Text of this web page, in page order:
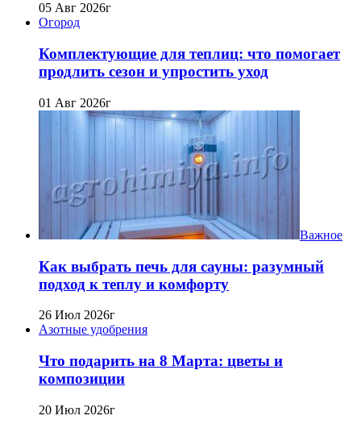
05 Авг 2026г
Огород
Комплектующие для теплиц: что помогает
продлить сезон и упростить уход
01 Авг 2026г
Важное
Как выбрать печь для сауны: разумный
подход к теплу и комфорту
26 Июл 2026г
Азотные удобрения
Что подарить на 8 Марта: цветы и
композиции
20 Июл 2026г